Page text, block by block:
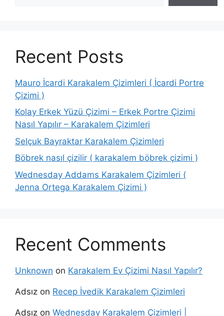
Recent Posts
Mauro İcardi Karakalem Çizimleri ( İcardi Portre
Çizimi )
Kolay Erkek Yüzü Çizimi – Erkek Portre Çizimi
Nasıl Yapılır – Karakalem Çizimleri
Selçuk Bayraktar Karakalem Çizimleri
Böbrek nasıl çizilir ( karakalem böbrek çizimi )
Wednesday Addams Karakalem Çizimleri (
Jenna Ortega Karakalem Çizimi )
Recent Comments
Unknown on Karakalem Ev Çizimi Nasıl Yapılır?
Adsız on Recep İvedik Karakalem Çizimleri
Adsız on Wednesday Karakalem Çizimleri |